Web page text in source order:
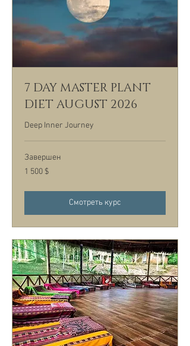
7 DAY MASTER PLANT
DIET AUGUST 2026
Deep Inner Journey
Завершен
1 500
долларов
1 500 $
Смотреть курс